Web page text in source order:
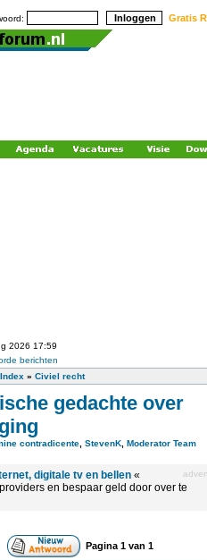
Gratis
2026 17:59
berichten
» Civiel recht
gedachte over
contradicente StevenK Moderator Team
digitale tv en bellen «
en bespaar geld door over te
Pagina 1 van 1